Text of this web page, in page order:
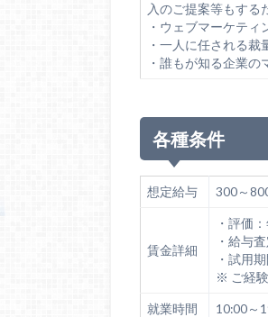
入のご提案等もする
・ウェブマーケティ
・一人に任される
・誰もが知る企業の
各種条件
想定給与 300～
賃金詳細
・評価
・給与
・試用
※ ご経
就業時間 10:00～